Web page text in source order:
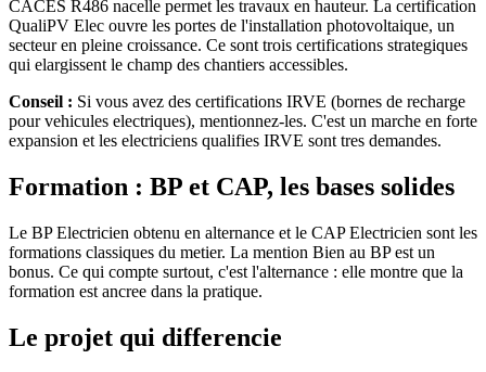
CACES R486 nacelle permet les travaux en hauteur. La certification
QualiPV Elec ouvre les portes de l'installation photovoltaique, un
secteur en pleine croissance. Ce sont trois certifications strategiques
qui elargissent le champ des chantiers accessibles.
Conseil : Si vous avez des certifications IRVE (bornes de recharge
pour vehicules electriques), mentionnez-les. C'est un marche en forte
expansion et les electriciens qualifies IRVE sont tres demandes.
Formation : BP et CAP, les bases solides
Le BP Electricien obtenu en alternance et le CAP Electricien sont les
formations classiques du metier. La mention Bien au BP est un
bonus. Ce qui compte surtout, c'est l'alternance : elle montre que la
formation est ancree dans la pratique.
Le projet qui differencie